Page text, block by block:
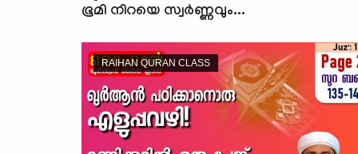
ഭൂമി നിറയെ സ്വർണ്ണവും...
RAIHAN QURAN CLASS